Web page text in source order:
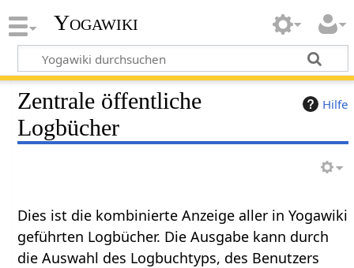
Yogawiki
Hilfe
Zentrale öffentliche
Logbücher
Dies ist die kombinierte Anzeige aller in Yogawiki
geführten Logbücher. Die Ausgabe kann durch
die Auswahl des Logbuchtyps, des Benutzers